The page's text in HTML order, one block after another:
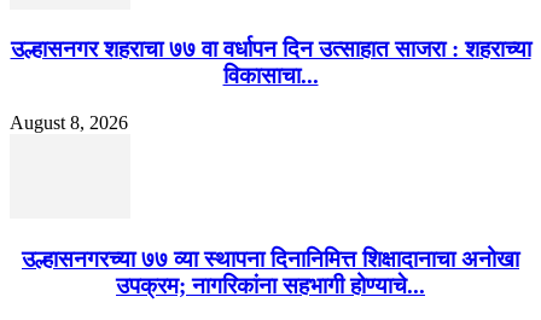
उल्हासनगर शहराचा ७७ वा वर्धापन दिन उत्साहात साजरा : शहराच्या
विकासाचा...
August 8, 2026
उल्हासनगरच्या ७७ व्या स्थापना दिनानिमित्त शिक्षादानाचा अनोखा
उपक्रम; नागरिकांना सहभागी होण्याचे...